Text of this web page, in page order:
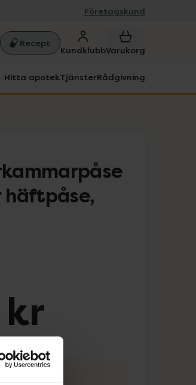
Företagskund
Recept
KundklubbVarukorg
Hitta apotekTjänsterRådgivning
häftpåse,